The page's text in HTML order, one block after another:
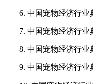
6. 中国宠物经济行业
7. 中国宠物经济行业
8. 中国宠物经济行业
9. 中国宠物经济行业